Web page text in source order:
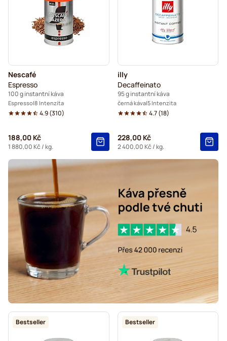
Nescafé
Espresso
100 g instantní káva
Espresso 8 Intenzita
4.9(310)
188,00 Kč
1 880,00 Kč / kg.
illy
Decaffeinato
95 g instantní káva
černá káva 5 Intenzita
4.7(18)
228,00 Kč
2 400,00 Kč / kg.
Bestseller Bestseller